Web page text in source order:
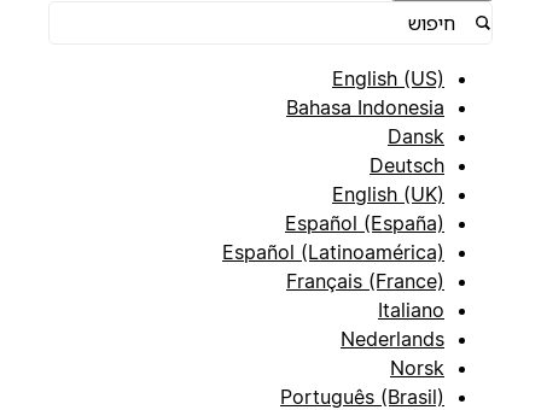
English (US)
Bahasa Indonesia
Dansk
Deutsch
English (UK)
Español (España)
Español (Latinoamérica)
Français (France)
Italiano
Nederlands
Norsk
Português (Brasil)